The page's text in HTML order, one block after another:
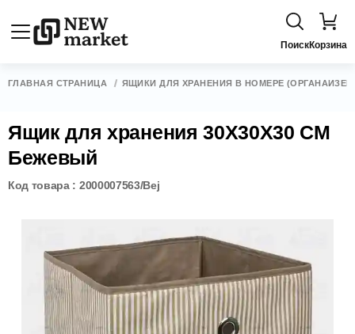
ПоискКорзина
ГЛАВНАЯ СТРАНИЦА ЯЩИКИ ДЛЯ ХРАНЕНИЯ В НОМЕРЕ
Ящик для хранения 30Х30Х30 СМ
Бежевый
Код товара : 2000007563/Bej